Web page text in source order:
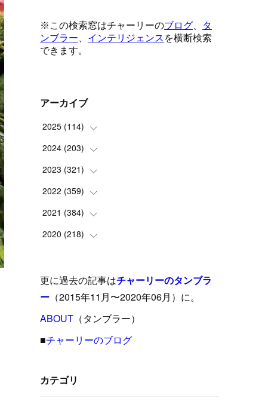
アーカイブ
2025 (114)
(1)
(8)
(6)
(9)
(5 )
15
(24)
(8 )
17
2024 (203)
(24)
(10)
(18)
(17)
16
(12)
(19 )
(13
( 12
2023 (321)
(25)
(17)
(35)
33 )
(26)
(27 )
(29
(26
2022 (359)
(42)
(37)
(31)
(31)
(31 )
(26
(14
2021 (384)
(9)
(39)
(23)
(40 )
(55
(20
2020 (218)
(24)
(42)
(24 )
(33
(20
更に過去の記事はチャーリーのタンブラ
ー （2015年11月〜2020年06月）に。
ABOUT （タンブラー）
■チャーリーのブログ
カテゴリ